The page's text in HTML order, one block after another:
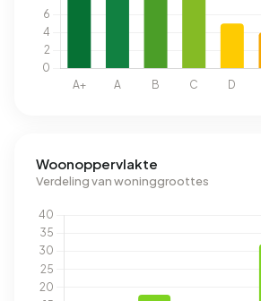
Woonoppervlakte
Verdeling van woninggroottes